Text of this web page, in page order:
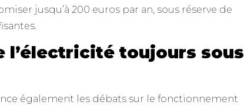
jusqu’à 200 euros par an, sous réserve de
l’électricité toujours sous
également les débats sur le fonctionnement